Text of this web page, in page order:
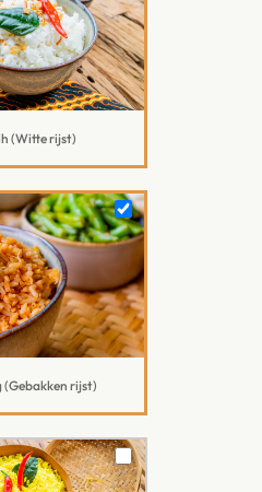
(Witte rijst)
(Gebakken rijst)